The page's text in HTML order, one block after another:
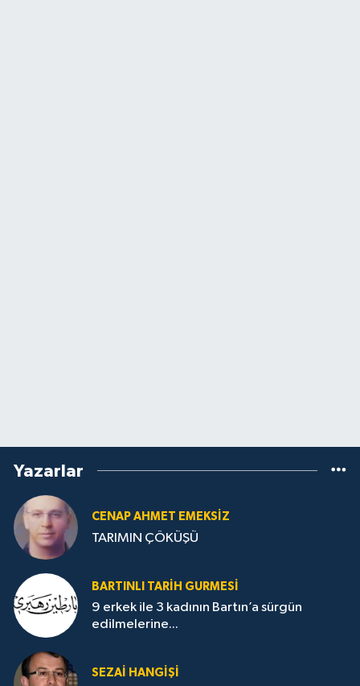
Yazarlar
CENAP AHMET EMEKSİZ
TARIMIN ÇÖKÜŞÜ
BARTINLI TARIH GURMESI
9 erkek ile 3 kadının Bartın’a sürgün
edilmelerine...
SEZAI HANGİŞİ